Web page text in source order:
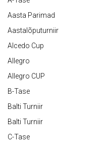
Aasta Parimad
Aastalõputurniir
Alcedo Cup
Allegro
Allegro CUP
B-Tase
Balti Turniir
Balti Turniir
C-Tase